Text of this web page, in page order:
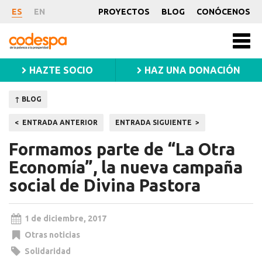
Noticia
ES EN PROYECTOS BLOG CONÓCENOS
CODESPA
HAZTE SOCIO HAZ UNA DONACIÓN
↑ BLOG
Navegación
de
entradas
ENTRADA ANTERIOR ENTRADA SIGUIENTE
Formamos parte de “La Otra
Economía”, la nueva campaña
social de Divina Pastora
1 de diciembre, 2017
Otras noticias
Solidaridad